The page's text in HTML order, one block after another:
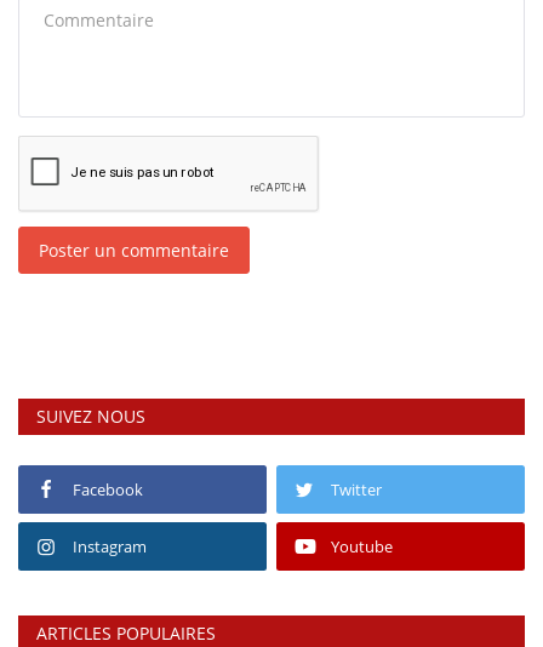
Poster un commentaire
SUIVEZ NOUS
Facebook Twitter
Instagram Youtube
ARTICLES POPULAIRES